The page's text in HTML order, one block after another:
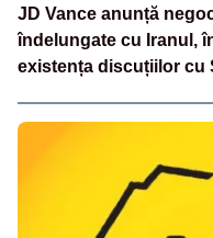
JD Vance anunță
îndelungate cu Iranul,
existența discuțiilor cu